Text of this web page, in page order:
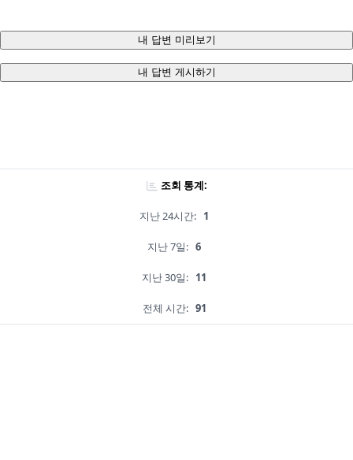
내 답변 미리보기
내 답변 게시하기
조회 통계:
지난 24시간: 1
지난 7일: 6
지난 30일: 11
전체 시간: 91